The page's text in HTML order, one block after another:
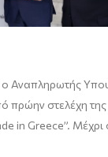
o Αναπληρωτής
πρώην στελέχη της
in Greece”. Μέχρι